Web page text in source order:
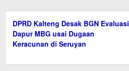
DPRD Kalteng Desak BGN Evaluasi
Dapur MBG usai Dugaan
Keracunan di Seruyan